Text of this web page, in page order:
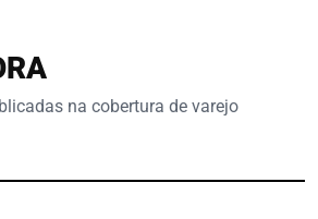
na cobertura de varejo